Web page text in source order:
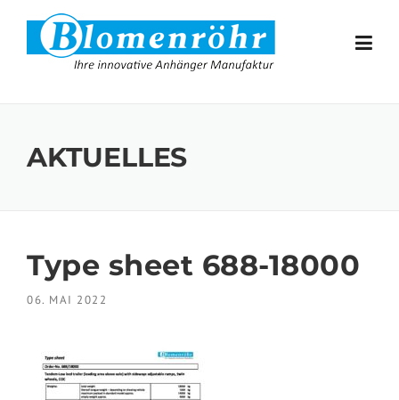
Skip to content
AKTUELLES
Type sheet 688-18000
06. MAI 2022